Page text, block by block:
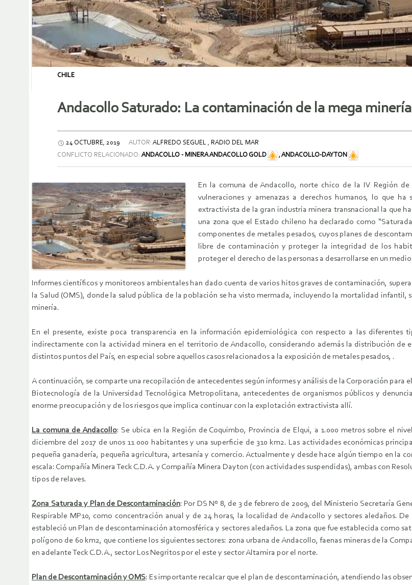
CHILE
Andacollo Saturado: La contaminación de la mega
24 OCTUBRE, 2019 AUTOR: ALFREDO SEGUEL , RADIO DEL MAR
CONFLICTO RELACIONADO: ANDACOLLO - MINERA ANDACOLLO GOLD ,ANDACOLLO-DAYTON
En la comuna de Andacollo, norte chico de la IV Región
vulneraciones y amenazas a derechos humanos, lo que
extractivista de la gran industria minera transnacional la que
una zona que el Estado chileno ha declarado como
componentes de metales pesados, cuyos planes de
libre de contaminación y proteger la integridad de los
proteger el derecho de las personas a desarrollarse en un
Informes científicos y monitoreos ambientales han dado cuenta de varios hitos graves de contaminación,
la Salud (OMS), donde la salud pública de la población se ha visto mermada, incluyendo la mortalidad infantil,
minería.
En el presente, existe poca transparencia en la información epidemiológica con respecto a las diferentes
indirectamente con la actividad minera en el territorio de Andacollo, considerando además la distribución de
distintos puntos del País, en especial sobre aquellos casos relacionados a la exposición de metales pesados, .
A continuación, se comparte una recopilación de antecedentes según informes y análisis de la Corporación
Biotecnología de la Universidad Tecnológica Metropolitana, antecedentes de organismos públicos y
enorme preocupación y de los riesgos que implica continuar con la explotación extractivista allí.
La comuna de Andacollo: Se ubica en la Región de Coquimbo, Provincia de Elqui, a 1.000 metros sobre el
diciembre del 2017 de unos 11 000 habitantes y una superficie de 310 km2. Las actividades económicas
pequeña ganadería, pequeña agricultura, artesanía y comercio. Actualmente y desde hace algún tiempo en la
escala: Compañía Minera Teck C.D.A. y Compañía Minera Dayton (con actividades suspendidas), ambas con
tipos de relaves.
Zona Saturada y Plan de Descontaminación: Por DS Nº 8, de 3 de febrero de 2009, del Ministerio Secretaría
Respirable MP10, como concentración anual y de 24 horas, la localidad de Andacollo y sectores aledaños.
estableció un Plan de descontaminación atomosférica y sectores aledaños. La zona que fue establecida como
polígono de 60 km2, que contiene los siguientes sectores: zona urbana de Andacollo, faenas mineras de la
en adelante Teck C.D.A., sector Los Negritos por el este y sector Altamira por el norte.
Plan de Descontaminación y OMS: Es importante recalcar que el plan de descontaminación, atendiendo las